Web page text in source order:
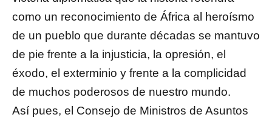
como un reconocimiento de África al heroísmo
de un pueblo que durante décadas se mantuvo
de pie frente a la injusticia, la opresión, el
éxodo, el exterminio y frente a la complicidad
de muchos poderosos de nuestro mundo.
Así pues, el Consejo de Ministros de Asuntos